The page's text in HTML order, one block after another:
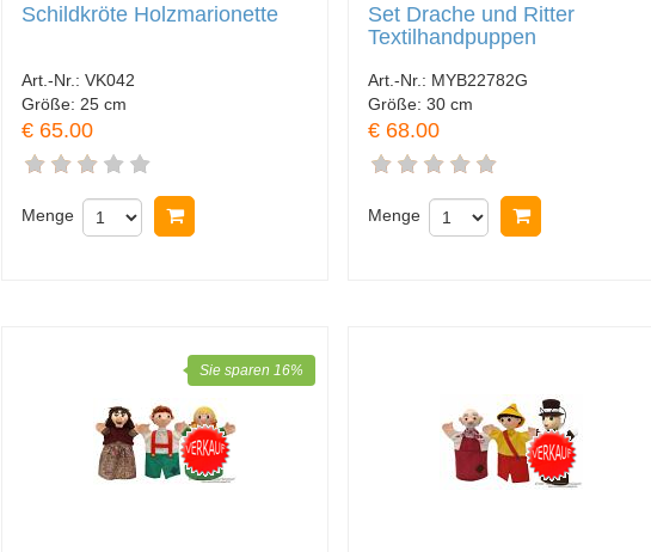
Schildkröte Holzmarionette
Art.-Nr.: VK042
Größe: 25 cm
€ 65.00
Menge
Set Drache und Ritter
Textilhandpuppen
Art.-Nr.: MYB22782G
Größe:30 cm
€ 68.00
Menge
Sie sparen 16%